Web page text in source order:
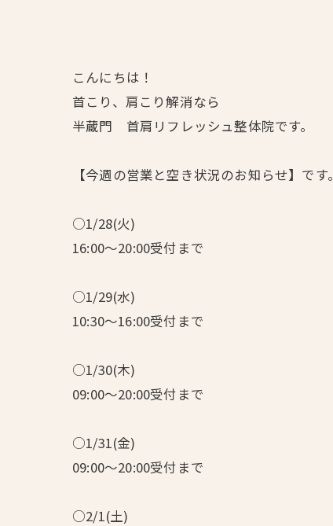
こんにちは！
首こり、肩こり解消なら
半蔵門 首肩リフレッシュ整体院です。
【今週の営業と空き状況のお知らせ】です。
○1/28(火)
16:00～20:00受付まで
○1/29(水)
10:30～16:00受付まで
○1/30(木)
09:00～20:00受付まで
○1/31(金)
09:00～20:00受付まで
○2/1(土)